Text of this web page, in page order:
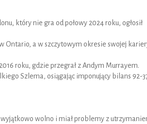
który nie gra od połowy 2024 roku, ogłosił
Ontario, a w szczytowym okresie swojej
roku, gdzie przegrał z Andym Murrayem.
Szlema, osiągając imponujący bilans 92-
wolno i miał problemy z